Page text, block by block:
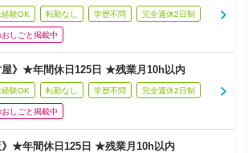
験OK 転勤なし 学歴不問 完全週休2日制
しごと掲載中
屋》★年間休日125日 ★残業月10h以内
験OK 転勤なし 学歴不問 完全週休2日制
しごと掲載中
》★年間休日125日 ★残業月10h以内